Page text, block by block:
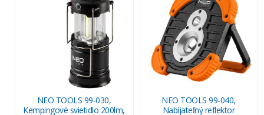
NEO TOOLS 99-030,
Kempingové svietidlo 200lm,
NEO TOOLS 99-040,
Nabíjateľný reflektor